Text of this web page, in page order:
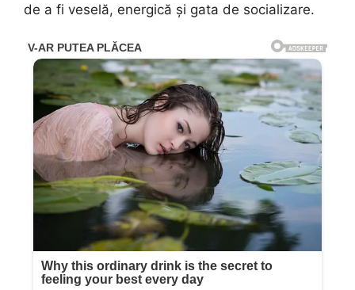
de a fi veselă, energică și gata de socializare.